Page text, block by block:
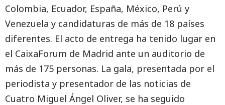
Colombia, Ecuador, España, México, Perú y
Venezuela y candidaturas de más de 18 países
diferentes. El acto de entrega ha tenido lugar en
el CaixaForum de Madrid ante un auditorio de
más de 175 personas. La gala, presentada por el
periodista y presentador de las noticias de
Cuatro Miguel Ángel Oliver, se ha seguido